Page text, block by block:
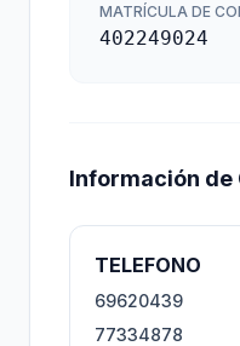
MATRÍCULA DE
402249024
Información de
TELEFONO
69620439
77334878